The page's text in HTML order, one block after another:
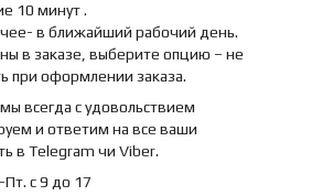
10 минут .
в ближайший рабочий день.
в заказе, выберите опцию – не
при оформлении заказа.
всегда с удовольствием
и ответим на все ваши
в Telegram чи Viber.
с 9 до 17